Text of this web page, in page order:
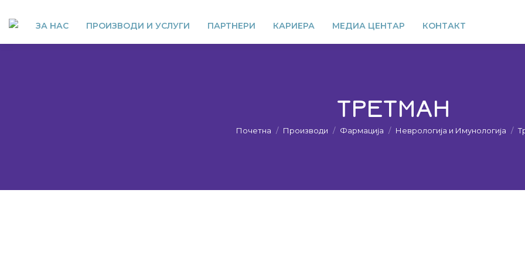
ЗА НАС ПРОИЗВОДИ И УСЛУГИ ПАРТНЕРИ КАРИЕРА МЕДИА ЦЕНТАР КОНТАКТ
ТРЕТМАН
You are here:
Почетна Производи Фармација Неврологија и Имунологија